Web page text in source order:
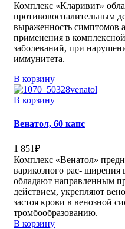
Комплекс «Кларивит»
противовоспалительным
выраженность симптомов
применения в
заболеваний, при
иммунитета.
В корзину
В корзину
Венатол, 60 капс
1 851₽
Комплекс «Венатол»
варикозного рас-
обладают направленным
действием, укрепляют
застоя крови в венозной
тромбообразованию.
В корзину